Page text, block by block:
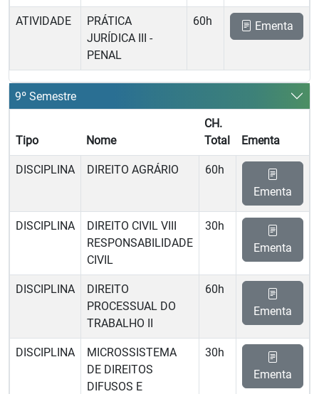
ATIVIDADE
PRÁTICA
JURÍDICA III -
PENAL
60h Ementa
9º Semestre
Tipo Nome
CH.
Total
Ementa
DISCIPLINA DIREITO AGRÁRIO
60h
Ementa
DISCIPLINA
DIREITO CIVIL VIII 
RESPONSABILIDADE
CIVIL
30h
Ementa
DISCIPLINA
DIREITO
PROCESSUAL DO
TRABALHO II
60h
Ementa
DISCIPLINA
MICROSSISTEMA
DE DIREITOS
DIFUSOS E
30h
Ementa